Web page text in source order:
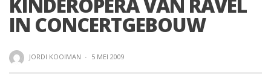
IN CONCERTGEBOUW
JORDI KOOIMAN · 5 MEI 2009